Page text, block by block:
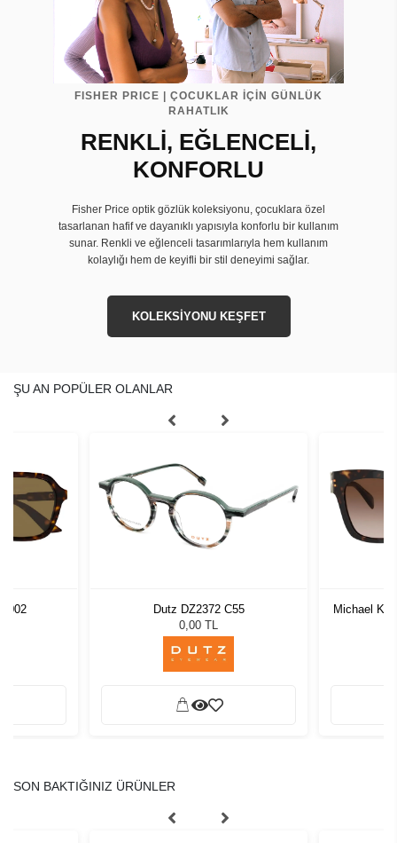
FISHER PRICE | ÇOCUKLAR İÇİN GÜNLÜK
RAHATLIK
RENKLİ, EĞLENCELİ,
KONFORLU
Fisher Price optik gözlük koleksiyonu, çocuklara özel
tasarlanan hafif ve dayanıklı yapısıyla konforlu bir kullanım
sunar. Renkli ve eğlenceli tasarımlarıyla hem kullanım
kolaylığı hem de keyifli bir stil deneyimi sağlar.
KOLEKSİYONU KEŞFET
ŞU AN POPÜLER OLANLAR
002
Dutz DZ2372 C55
0,00 TL
Michael
SON BAKTIĞINIZ ÜRÜNLER